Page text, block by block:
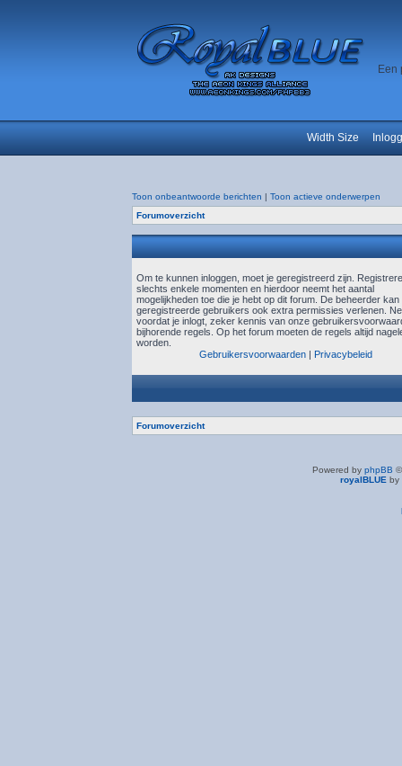
Een
Width Size
Toon onbeantwoorde berichten | Toon actieve onderwerpen
Forumoverzicht
Om te kunnen inloggen, moet je geregistreerd zijn.
slechts enkele momenten en hierdoor neemt het aantal
mogelijkheden toe die je hebt op dit forum. De beheerder kan
geregistreerde gebruikers ook extra permissies verlenen.
voordat je inlogt, zeker kennis van onze
bijhorende regels. Op het forum moeten de regels altijd
worden.
Gebruikersvoorwaarden | Privacybeleid
Forumoverzicht
Powered by phpBB
royalBLUE by